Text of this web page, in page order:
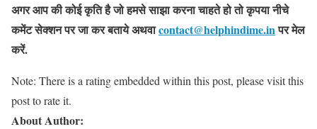
अगर आप की कोई कृति है जो हमसे साझा करना चाहते हो तो कृपया नीचे
कमेंट सेक्शन पर जा कर बतायेअथवाcontact@helphindime.inपर मेल
करें.
Note: There is a rating embedded within this post, please visit this
post to rate it.
About Author: